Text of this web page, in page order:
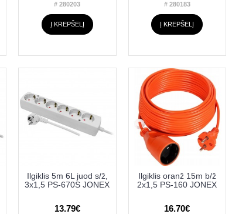
# 280203
Į KREPŠELĮ
# 280183
Į KREPŠELĮ
Ilgiklis 5m 6L juod s/ž,
3x1,5 PS-670S JONEX
13.79€
Ilgiklis oranž 15m b/ž
2x1,5 PS-160 JONEX
16.70€